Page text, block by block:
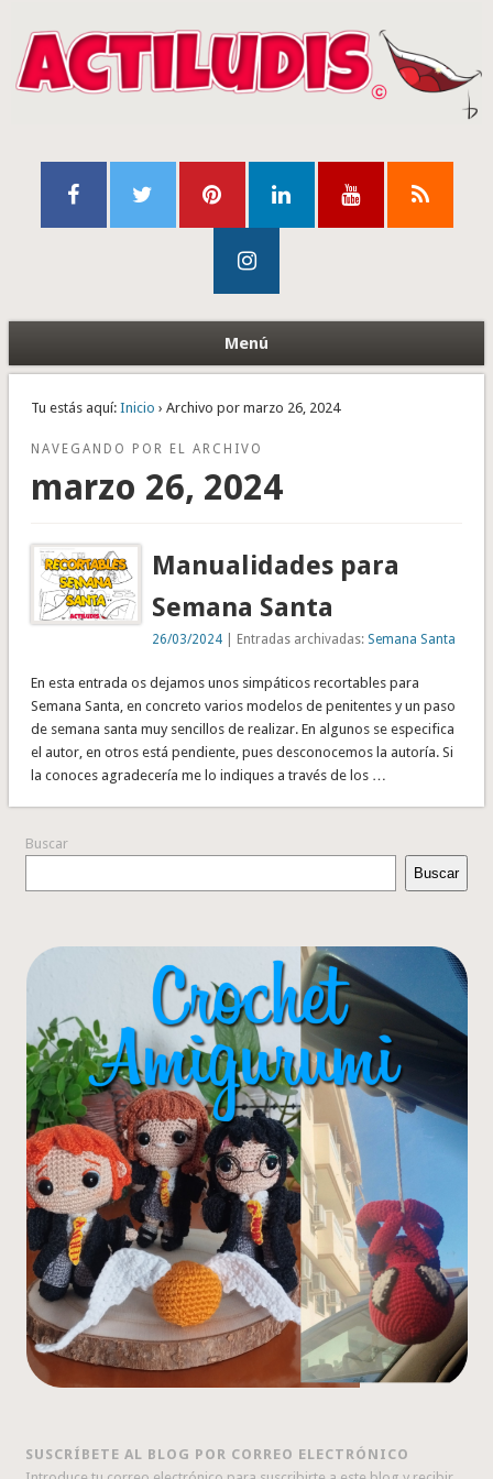
Menú
Tu estás aquí: Inicio › Archivo por marzo 26, 2024
NAVEGANDO POR EL ARCHIVO
marzo 26, 2024
Manualidades para
Semana Santa
26/03/2024 | Entradas archivadas: Semana Santa
En esta entrada os dejamos unos simpáticos recortables para
Semana Santa, en concreto varios modelos de penitentes y un paso
de semana santa muy sencillos de realizar. En algunos se especifica
el autor, en otros está pendiente, pues desconocemos la autoría. Si
la conoces agradecería me lo indiques a través de los …
Buscar
Buscar
SUSCRÍBETE AL BLOG POR CORREO ELECTRÓNICO